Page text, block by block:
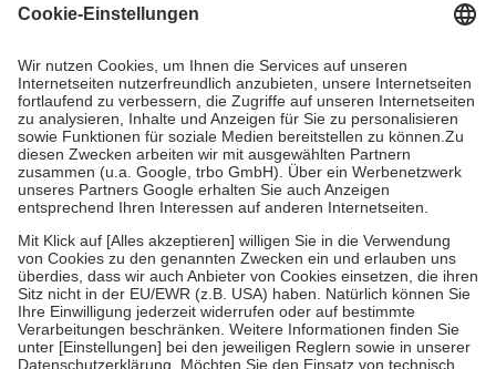
Grundsätzlich leisten Mitglieder Zuzahlungen in Höhe von zehn
höchstens zehn Euro.
Es sind jedoch nie mehr als die tatsächlichen
Kosten der Leistung zu entrichten.
Diese Regeln gelten grundsätzlich auch für Online-Apotheken.
Bei Heilmitteln und häuslicher Krankenpflege beträgt die
Zuzahlung zehn Prozent der Kosten sowie zehn Euro je
Verordnung.
Um das Engagement der Versicherten für ihre eigene Gesundheit zu
stärken und die besondere Stellung der Familie zu unterstützen,
fallenkeine Zuzahlungenan bei:
• Kindern und Jugendlichen bis zum vollendeten 18. Lebensjahr
mit Ausnahme der Fahrkosten
• Untersuchungen zur Vorsorge und Früherkennung, die von der
GKV getragen werden
• empfohlenen Schutzimpfungen